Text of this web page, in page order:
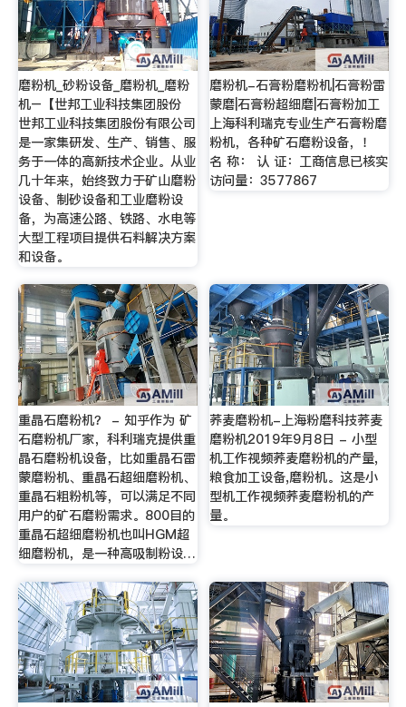
磨粉机_砂粉设备_磨粉机_磨粉
机–【世邦工业科技集团股份
世邦工业科技集团股份有限公司
是一家集研发、生产、销售、服
务于一体的高新技术企业。从业
几十年来，始终致力于矿山磨粉
设备、制砂设备和工业磨粉设
备，为高速公路、铁路、水电等
大型工程项目提供石料解决方案
和设备。
磨粉机-石膏粉磨粉机|石膏粉雷
蒙磨|石膏粉超细磨|石膏粉加工
上海科利瑞克专业生产石膏粉磨
粉机，各种矿石磨粉设备，！
名 称： 认 证：工商信息已核实
访问量：3577867
重晶石磨粉机？ - 知乎作为 矿
石磨粉机厂家，科利瑞克提供重
晶石磨粉机设备，比如重晶石雷
蒙磨粉机、重晶石超细磨粉机、
重晶石粗粉机等，可以满足不同
用户的矿石磨粉需求。800目的
重晶石超细磨粉机也叫HGM超
细磨粉机，是一种高吸制粉设…
荞麦磨粉机-上海粉磨科技荞麦
磨粉机2019年9月8日 - 小型
机工作视频荞麦磨粉机的产量,
粮食加工设备,磨粉机。这是小
型机工作视频荞麦磨粉机的产
量。